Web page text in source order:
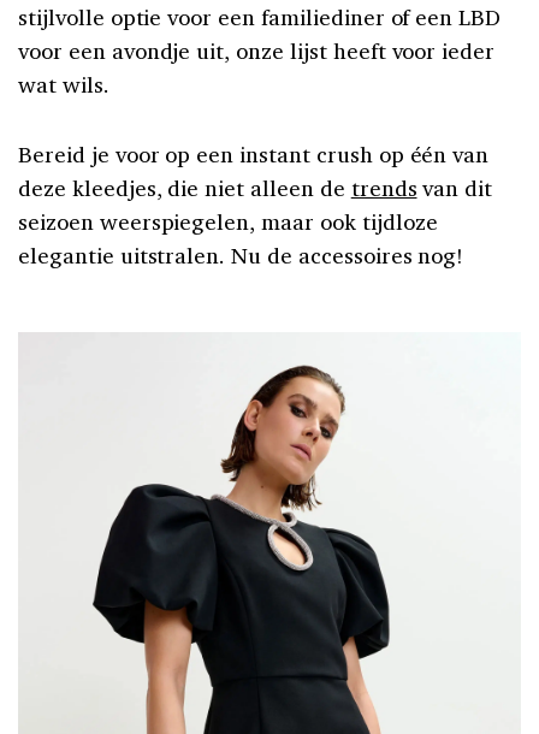
stijlvolle optie voor een familiediner of een LBD
voor een avondje uit, onze lijst heeft voor ieder
wat wils.
Bereid je voor op een instant crush op één van
deze kleedjes, die niet alleen de trends van dit
seizoen weerspiegelen, maar ook tijdloze
elegantie uitstralen. Nu de accessoires nog!